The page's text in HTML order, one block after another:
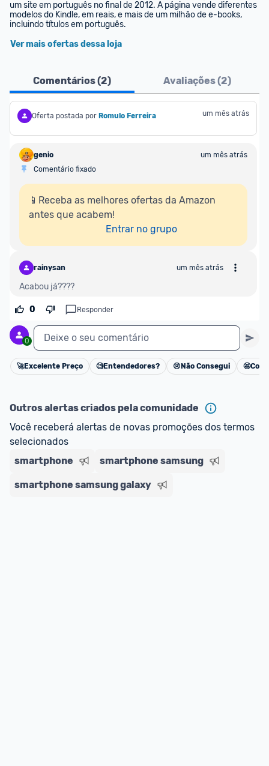
um site em português no final de 2012. A página vende diferentes
modelos do Kindle, em reais, e mais de um milhão de e-books,
incluindo títulos em português.
Ver mais ofertas dessa loja
Comentários (2) Avaliações (2)
Oferta postada por Romulo Ferreira um mês atrás
genio
um mês atrás
Comentário fixado
📱Receba as melhores ofertas da Amazon
antes que acabem!
Entrar no grupo
rainysan um mês atrás
Acabou já????
0 Responder
0 Deixe o seu comentário
Cancelar
🚀Excelente Preço 🧐Entendedores? 😢 Não Consegui 🤩
Outros alertas criados pela comunidade
Você receberá alertas de novas promoções dos termos
selecionados
smartphone
smartphone samsung
smartphone samsung galaxy